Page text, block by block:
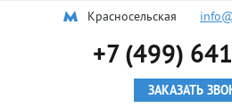
Красносельская
+7 (499)
ЗАКАЗАТЬ